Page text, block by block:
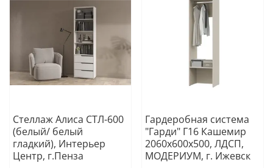
Стеллаж Алиса СТЛ-600
(белый/ белый
гладкий), Интерьер
Центр, г.Пенза
Гардеробная система
"Гарди" Г16 Кашемир
2060х600х500, ЛДСП,
МОДЕРИУМ, г. Ижевск